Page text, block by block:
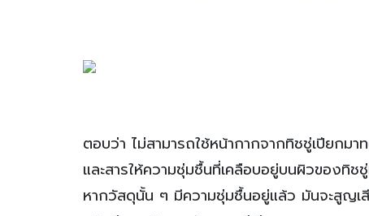
ตอบว่า ไม่สามารถใช้หน้ากากจากทิชชู่เปียก
และสารให้ความชุ่มชื้นที่เคลือบอยู่บนผิวของทิ
หากวัสดุนั้น ๆ มีความชุ่มชื้นอยู่แล้ว มันจะสูญ